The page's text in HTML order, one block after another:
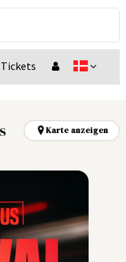
Tickets
Karte anzeigen